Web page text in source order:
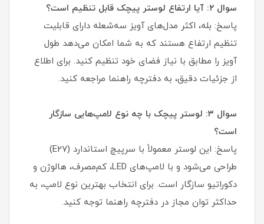
سوال ۲: آیا ارتفاع لوستر پیچک قابل تنظیم است؟
پاسخ: بله، اکثر مدل‌های آویز سه‌شعله دارای قابلیت
تنظیم ارتفاع هستند که به شما امکان می‌دهد طول
آویز را مطابق با نیاز فضای خود تنظیم کنید. برای اطلاع
از جزئیات دقیق، به دفترچه راهنما مراجعه کنید.
سوال ۳: لوستر پیچک با چه نوع لامپ‌هایی سازگار
است؟
پاسخ: این لوستر معمولاً با سرپیچ استاندارد (E27)
طراحی می‌شود و با لامپ‌های LED، کم‌مصرف، هالوژن و
دکوراتیو سازگار است. برای انتخاب بهترین نوع لامپ، به
حداکثر توان مجاز در دفترچه راهنما توجه کنید.